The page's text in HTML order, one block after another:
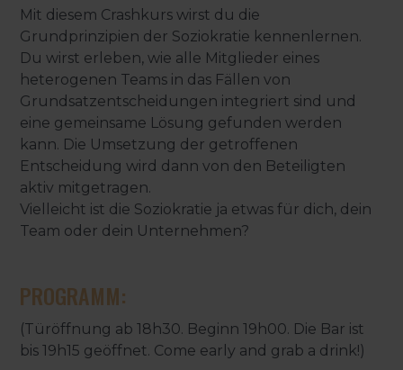
Mit diesem Crashkurs wirst du die
Grundprinzipien der Soziokratie kennenlernen.
Du wirst erleben, wie alle Mitglieder eines
heterogenen Teams in das Fällen von
Grundsatzentscheidungen integriert sind und
eine gemeinsame Lösung gefunden werden
kann. Die Umsetzung der getroffenen
Entscheidung wird dann von den Beteiligten
aktiv mitgetragen.
Vielleicht ist die Soziokratie ja etwas für dich, dein
Team oder dein Unternehmen?
PROGRAMM:
(Türöffnung ab 18h30. Beginn 19h00. Die Bar ist
bis 19h15 geöffnet. Come early and grab a drink!)